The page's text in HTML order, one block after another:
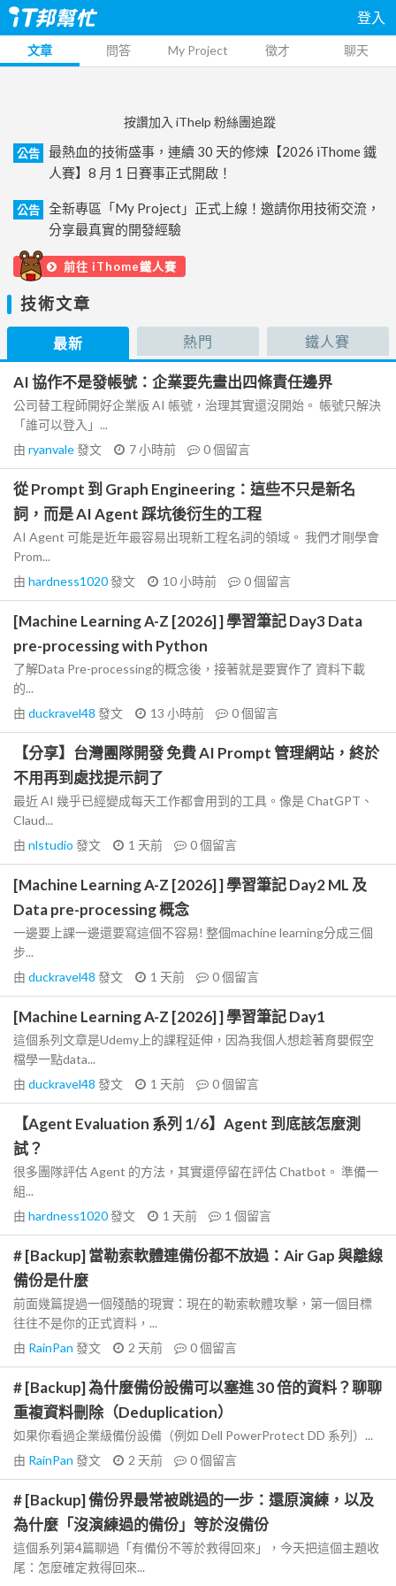
登入
文章 問答 My Project 徵才 聊天
按讚加入 iThelp 粉絲團追蹤
公告
最熱血的技術盛事，連續 30 天的修煉【2026 iThome 鐵
人賽】8 月 1 日賽事正式開啟！
公告
全新專區「My Project」正式上線！邀請你用技術交流，
分享最真實的開發經驗
前往 iThome鐵人賽
技術文章
最新 熱門 鐵人賽
AI 協作不是發帳號：企業要先畫出四條責任邊界
公司替工程師開好企業版 AI 帳號，治理其實還沒開始。 帳號只解決
「誰可以登入」...
由 ryanvale發文 7 小時前 0個留言
從 Prompt 到 Graph Engineering：這些不只是新名
詞，而是 AI Agent 踩坑後衍生的工程
AI Agent 可能是近年最容易出現新工程名詞的領域。 我們才剛學會
Prom...
由 hardness1020發文 10 小時前 0個留言
[Machine Learning A-Z [2026] ] 學習筆記 Day3 Data
pre-processing with Python
了解Data Pre-processing的概念後，接著就是要實作了 資料下載
的...
由 duckravel48 發文 13 小時前 0個留言
【分享】台灣團隊開發 免費 AI Prompt 管理網站，終於
不用再到處找提示詞了
最近 AI 幾乎已經變成每天工作都會用到的工具。像是 ChatGPT、
Claud...
由 nlstudio 發文 1 天前 0個留言
[Machine Learning A-Z [2026] ] 學習筆記 Day2 ML 及
Data pre-processing 概念
一邊要上課一邊還要寫這個不容易! 整個machine learning分成三個
步...
由 duckravel48 發文 1 天前 0個留言
[Machine Learning A-Z [2026] ] 學習筆記 Day1
這個系列文章是Udemy上的課程延伸，因為我個人想趁著育嬰假空
檔學一點data...
由 duckravel48 發文 1 天前 0個留言
【Agent Evaluation 系列 1/6】Agent 到底該怎麼測
試？
很多團隊評估 Agent 的方法，其實還停留在評估 Chatbot。 準備一
組...
由 hardness1020發文 1 天前 1 個留言
# [Backup] 當勒索軟體連備份都不放過：Air Gap 與離線
備份是什麼
前面幾篇提過一個殘酷的現實：現在的勒索軟體攻擊，第一個目標
往往不是你的正式資料，...
由 RainPan 發文 2 天前 0個留言
# [Backup] 為什麼備份設備可以塞進 30 倍的資料？聊聊
重複資料刪除（Deduplication）
如果你看過企業級備份設備（例如 Dell PowerProtect DD 系列）...
由 RainPan 發文 2 天前 0個留言
# [Backup] 備份界最常被跳過的一步：還原演練，以及
為什麼「沒演練過的備份」等於沒備份
這個系列第4篇聊過「有備份不等於救得回來」，今天把這個主題收
尾：怎麼確定救得回來...